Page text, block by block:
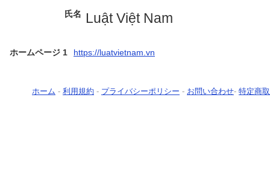
氏名 Luật Việt Nam
ホームページ 1 https://luatvietnam.vn
ホーム - 利用規約 - プライバシーポリシー - お問い合わせ- 特定商